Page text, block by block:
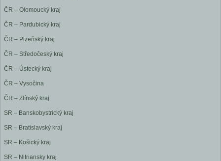
ČR – Olomoucký kraj
ČR – Pardubický kraj
ČR – Plzeňský kraj
ČR – Středočeský kraj
ČR – Ústecký kraj
ČR – Vysočina
ČR – Zlínský kraj
SR – Banskobystrický kraj
SR – Bratislavský kraj
SR – Košický kraj
SR – Nitriansky kraj